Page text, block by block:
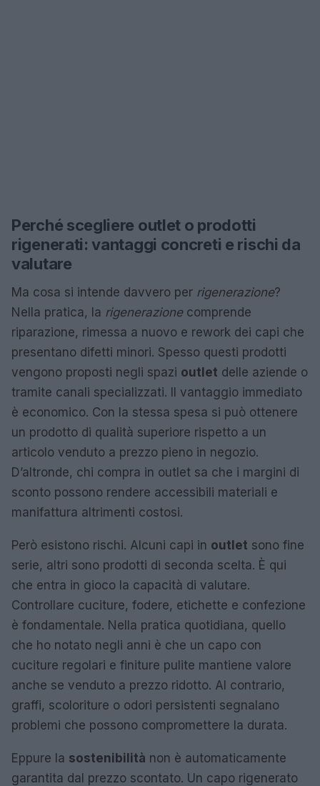
Perché scegliere outlet o prodotti
rigenerati: vantaggi concreti e rischi da
valutare
Ma cosa si intende davvero per rigenerazione?
Nella pratica, la rigenerazionecomprende
riparazione, rimessa a nuovo e rework dei capi che
presentano difetti minori. Spesso questi prodotti
vengono proposti negli spazi outlet delle aziende o
tramite canali specializzati. Il vantaggio immediato
è economico. Con la stessa spesa si può ottenere
un prodotto di qualità superiore rispetto a un
articolo venduto a prezzo pieno in negozio.
D’altronde, chi compra in outlet sa che i margini di
sconto possono rendere accessibili materiali e
manifattura altrimenti costosi.
Però esistono rischi. Alcuni capi in outlet sono fine
serie, altri sono prodotti di seconda scelta. È qui
che entra in gioco la capacità di valutare.
Controllare cuciture, fodere, etichette e confezione
è fondamentale. Nella pratica quotidiana, quello
che ho notato negli anni è che un capo con
cuciture regolari e finiture pulite mantiene valore
anche se venduto a prezzo ridotto. Al contrario,
graffi, scoloriture o odori persistenti segnalano
problemi che possono compromettere la durata.
Eppure la sostenibilità non è automaticamente
garantita dal prezzo scontato. Un capo rigenerato